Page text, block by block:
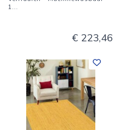
1...
€ 223,46